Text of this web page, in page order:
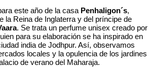
este año de la casa Penhaligon´s,
la Reina de Inglaterra y del príncipe de
. Se trata un perfume unisex creado por
para su elaboración se ha inspirado en
india de Jodhpur. Así, observamos
locales y la opulencia de los jardines
de verano del Maharaja.